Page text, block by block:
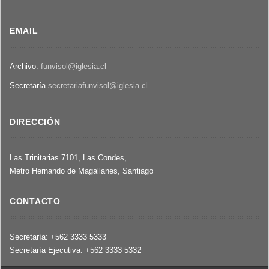
EMAIL
Archivo: funvisol@iglesia.cl
Secretaría secretariafunvisol@iglesia.cl
DIRECCIÓN
Las Trinitarias 7101, Las Condes,
Metro Hernando de Magallanes, Santiago
CONTACTO
Secretaría: +562 3333 5333
Secretaría Ejecutiva: +562 3333 5332